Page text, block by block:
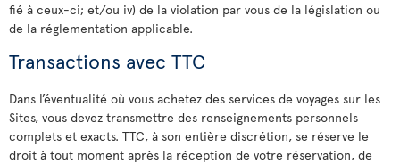
fié à ceux-ci; et/ou iv) de la violation par vous de la législation ou
de la réglementation applicable.
Transactions avec TTC
Dans l’éventualité où vous achetez des services de voyages sur les
Sites, vous devez transmettre des renseignements personnels
complets et exacts. TTC, à son entière discrétion, se réserve le
droit à tout moment après la réception de votre réservation, de